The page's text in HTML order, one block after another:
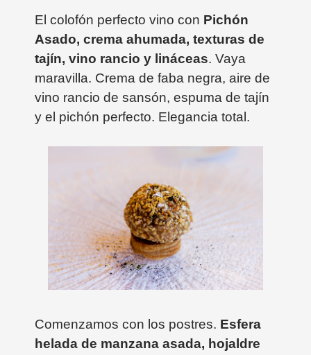
El colofón perfecto vino con Pichón
Asado, crema ahumada, texturas de
tajín, vino rancio y lináceas. Vaya
maravilla. Crema de faba negra, aire de
vino rancio de sansón, espuma de tajín
y el pichón perfecto. Elegancia total.
Comenzamos con los postres. Esfera
helada de manzana asada, hojaldre